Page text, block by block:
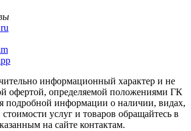
информационный характер и не
офертой, определяемой положениями ГК
подробной информации о наличии, видах,
стоимости услуг и товаров обращайтесь в
на сайте контактам.